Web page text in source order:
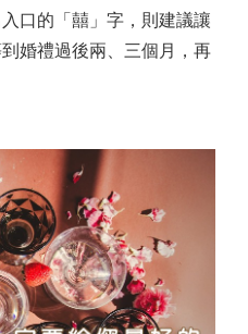
口的「囍」字，則建議讓
婚禮過後兩、三個月，再